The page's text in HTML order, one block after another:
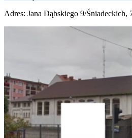
Adres: Jana Dąbskiego 9/Śniadeckich,